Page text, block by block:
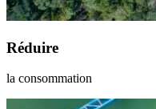
Réduire
la consommation